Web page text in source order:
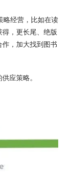
略经营，比如在读
，更长尾、绝版
，加大找到图书
应策略。